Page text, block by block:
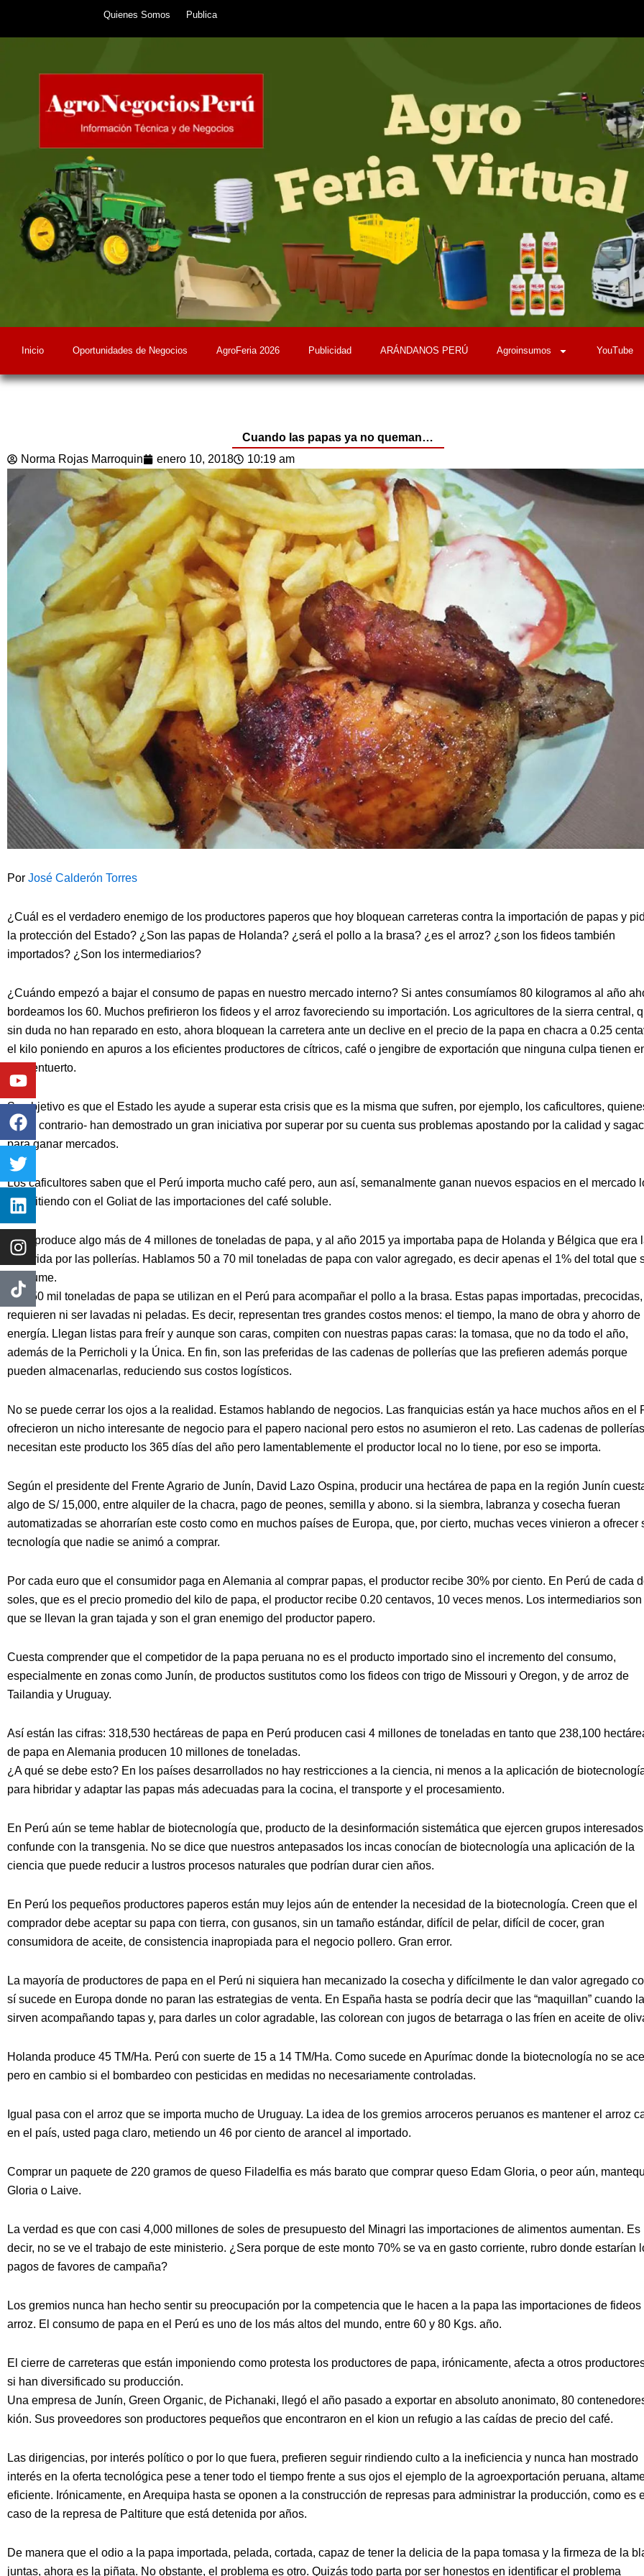
Quienes Somos Publica
Inicio Oportunidades de Negocios AgroFeria 2026 Publicidad ARÁNDANOS PERÚ Agroinsumos YouTube
Cuando las papas ya no queman…
Norma Rojas Marroquin
enero 10, 2018 10:19 am
Por José Calderón Torres
¿Cuál es el verdadero enemigo de los productores paperos que hoy bloquean carreteras contra la importación de papas y
la protección del Estado? ¿Son las papas de Holanda? ¿será el pollo a la brasa? ¿es el arroz? ¿son los fideos también
importados? ¿Son los intermediarios?
¿Cuándo empezó a bajar el consumo de papas en nuestro mercado interno? Si antes consumíamos 80 kilogramos al año
bordeamos los 60. Muchos prefirieron los fideos y el arroz favoreciendo su importación. Los agricultores de la sierra central,
sin duda no han reparado en esto, ahora bloquean la carretera ante un declive en el precio de la papa en chacra a 0.25
el kilo poniendo en apuros a los eficientes productores de cítricos, café o jengibre de exportación que ninguna culpa tienen
este entuerto.
Su objetivo es que el Estado les ayude a superar esta crisis que es la misma que sufren, por ejemplo, los caficultores,
por el contrario- han demostrado un gran iniciativa por superar por su cuenta sus problemas apostando por la calidad y
para ganar mercados.
Los caficultores saben que el Perú importa mucho café pero, aun así, semanalmente ganan nuevos espacios en el mercado
compitiendo con el Goliat de las importaciones del café soluble.
Perú produce algo más de 4 millones de toneladas de papa, y al año 2015 ya importaba papa de Holanda y Bélgica que era
preferida por las pollerías. Hablamos 50 a 70 mil toneladas de papa con valor agregado, es decir apenas el 1% del total que
consume.
Son 50 mil toneladas de papa se utilizan en el Perú para acompañar el pollo a la brasa. Estas papas importadas,
requieren ni ser lavadas ni peladas. Es decir, representan tres grandes costos menos: el tiempo, la mano de obra y ahorro de
energía. Llegan listas para freír y aunque son caras, compiten con nuestras papas caras: la tomasa, que no da todo el año,
además de la Perricholi y la Única. En fin, son las preferidas de las cadenas de pollerías que las prefieren además porque
pueden almacenarlas, reduciendo sus costos logísticos.
No se puede cerrar los ojos a la realidad. Estamos hablando de negocios. Las franquicias están ya hace muchos años en el
ofrecieron un nicho interesante de negocio para el papero nacional pero estos no asumieron el reto. Las cadenas de pollerías
necesitan este producto los 365 días del año pero lamentablemente el productor local no lo tiene, por eso se importa.
Según el presidente del Frente Agrario de Junín, David Lazo Ospina, producir una hectárea de papa en la región Junín
algo de S/ 15,000, entre alquiler de la chacra, pago de peones, semilla y abono. si la siembra, labranza y cosecha fueran
automatizadas se ahorrarían este costo como en muchos países de Europa, que, por cierto, muchas veces vinieron a ofrecer
tecnología que nadie se animó a comprar.
Por cada euro que el consumidor paga en Alemania al comprar papas, el productor recibe 30% por ciento. En Perú de cada
soles, que es el precio promedio del kilo de papa, el productor recibe 0.20 centavos, 10 veces menos. Los intermediarios
que se llevan la gran tajada y son el gran enemigo del productor papero.
Cuesta comprender que el competidor de la papa peruana no es el producto importado sino el incremento del consumo,
especialmente en zonas como Junín, de productos sustitutos como los fideos con trigo de Missouri y Oregon, y de arroz de
Tailandia y Uruguay.
Así están las cifras: 318,530 hectáreas de papa en Perú producen casi 4 millones de toneladas en tanto que 238,100
de papa en Alemania producen 10 millones de toneladas.
¿A qué se debe esto? En los países desarrollados no hay restricciones a la ciencia, ni menos a la aplicación de
para hibridar y adaptar las papas más adecuadas para la cocina, el transporte y el procesamiento.
En Perú aún se teme hablar de biotecnología que, producto de la desinformación sistemática que ejercen grupos
confunde con la transgenia. No se dice que nuestros antepasados los incas conocían de biotecnología una aplicación de la
ciencia que puede reducir a lustros procesos naturales que podrían durar cien años.
En Perú los pequeños productores paperos están muy lejos aún de entender la necesidad de la biotecnología. Creen que el
comprador debe aceptar su papa con tierra, con gusanos, sin un tamaño estándar, difícil de pelar, difícil de cocer, gran
consumidora de aceite, de consistencia inapropiada para el negocio pollero. Gran error.
La mayoría de productores de papa en el Perú ni siquiera han mecanizado la cosecha y difícilmente le dan valor agregado
sí sucede en Europa donde no paran las estrategias de venta. En España hasta se podría decir que las “maquillan” cuando
sirven acompañando tapas y, para darles un color agradable, las colorean con jugos de betarraga o las fríen en aceite de
Holanda produce 45 TM/Ha. Perú con suerte de 15 a 14 TM/Ha. Como sucede en Apurímac donde la biotecnología no se
pero en cambio si el bombardeo con pesticidas en medidas no necesariamente controladas.
Igual pasa con el arroz que se importa mucho de Uruguay. La idea de los gremios arroceros peruanos es mantener el arroz
en el país, usted paga claro, metiendo un 46 por ciento de arancel al importado.
Comprar un paquete de 220 gramos de queso Filadelfia es más barato que comprar queso Edam Gloria, o peor aún,
Gloria o Laive.
La verdad es que con casi 4,000 millones de soles de presupuesto del Minagri las importaciones de alimentos aumentan. Es
decir, no se ve el trabajo de este ministerio. ¿Sera porque de este monto 70% se va en gasto corriente, rubro donde estarían
pagos de favores de campaña?
Los gremios nunca han hecho sentir su preocupación por la competencia que le hacen a la papa las importaciones de fideos
arroz. El consumo de papa en el Perú es uno de los más altos del mundo, entre 60 y 80 Kgs. año.
El cierre de carreteras que están imponiendo como protesta los productores de papa, irónicamente, afecta a otros
si han diversificado su producción.
Una empresa de Junín, Green Organic, de Pichanaki, llegó el año pasado a exportar en absoluto anonimato, 80
kión. Sus proveedores son productores pequeños que encontraron en el kion un refugio a las caídas de precio del café.
Las dirigencias, por interés político o por lo que fuera, prefieren seguir rindiendo culto a la ineficiencia y nunca han mostrado
interés en la oferta tecnológica pese a tener todo el tiempo frente a sus ojos el ejemplo de la agroexportación peruana,
eficiente. Irónicamente, en Arequipa hasta se oponen a la construcción de represas para administrar la producción, como es
caso de la represa de Paltiture que está detenida por años.
De manera que el odio a la papa importada, pelada, cortada, capaz de tener la delicia de la papa tomasa y la firmeza de la
juntas, ahora es la piñata. No obstante, el problema es otro. Quizás todo parta por ser honestos en identificar el problema
Youtube
Facebook
Twitter
Linkedin
Instagram